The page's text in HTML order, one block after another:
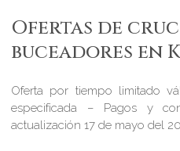
Ofertas de
buceadores en
Oferta por tiempo limitado
especificada – Pagos y
actualización 17 de mayo del